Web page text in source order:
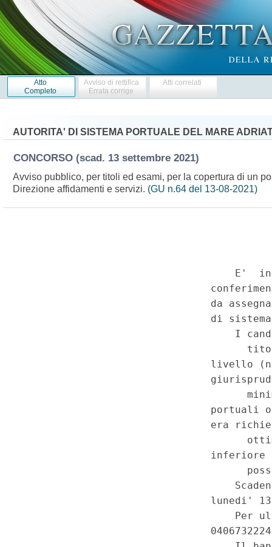
Atto
Completo
Avviso di rettifica
Errata corrige
Atti correlati
AUTORITA' DI SISTEMA PORTUALE DEL MARE
CONCORSO (scad. 13 settembre 2021)
Avviso pubblico, per titoli ed esami, per la copertura di un
Direzione affidamenti e servizi. (GU n.64 del 13-08-2021)